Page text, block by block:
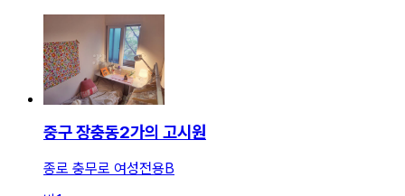
중구 장충동2가의 고시원
종로 충무로 여성전용B